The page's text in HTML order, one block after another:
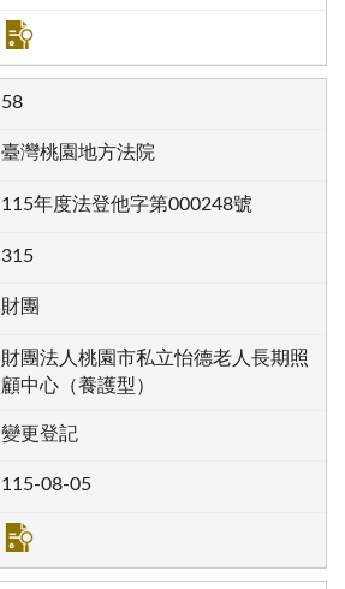
58
臺灣桃園地方法院
115年度法登他字第000248號
315
財團
財團法人桃園市私立怡德老人長期照
顧中心（養護型）
變更登記
115-08-05